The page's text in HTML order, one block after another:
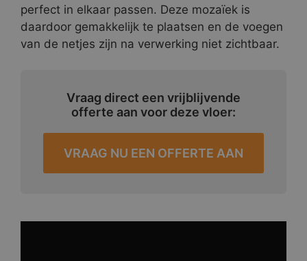
perfect in elkaar passen. Deze mozaïek is
daardoor gemakkelijk te plaatsen en de voegen
van de netjes zijn na verwerking niet zichtbaar.
Vraag direct een vrijblijvende
offerte aan voor deze vloer:
VRAAG NU EEN OFFERTE AAN